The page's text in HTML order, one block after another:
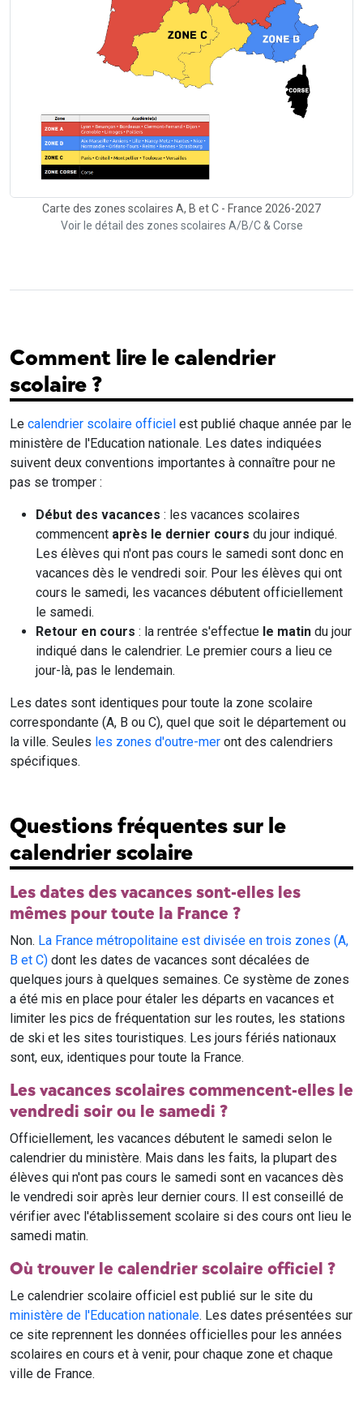
Carte des zones scolaires A, B et C - France 2026-2027
Voir le détail des zones scolaires A/B/C & Corse
Comment lire le calendrier
scolaire ?
Le calendrier scolaire officiel est publié chaque année par le
ministère de l'Education nationale. Les dates indiquées
suivent deux conventions importantes à connaître pour ne
pas se tromper :
Début des vacances : les vacances scolaires
commencent après le dernier cours du jour indiqué.
Les élèves qui n'ont pas cours le samedi sont donc en
vacances dès le vendredi soir. Pour les élèves qui ont
cours le samedi, les vacances débutent officiellement
le samedi.
Retour en cours : la rentrée s'effectue le matin du jour
indiqué dans le calendrier. Le premier cours a lieu ce
jour-là, pas le lendemain.
Les dates sont identiques pour toute la zone scolaire
correspondante (A, B ou C), quel que soit le département ou
la ville. Seules les zones d'outre-mer ont des calendriers
spécifiques.
Questions fréquentes sur le
calendrier scolaire
Les dates des vacances sont-elles les
mêmes pour toute la France ?
Non. La France métropolitaine est divisée en trois zones (A,
B et C) dont les dates de vacances sont décalées de
quelques jours à quelques semaines. Ce système de zones
a été mis en place pour étaler les départs en vacances et
limiter les pics de fréquentation sur les routes, les stations
de ski et les sites touristiques. Les jours fériés nationaux
sont, eux, identiques pour toute la France.
Les vacances scolaires commencent-elles le
vendredi soir ou le samedi ?
Officiellement, les vacances débutent le samedi selon le
calendrier du ministère. Mais dans les faits, la plupart des
élèves qui n'ont pas cours le samedi sont en vacances dès
le vendredi soir après leur dernier cours. Il est conseillé de
vérifier avec l'établissement scolaire si des cours ont lieu le
samedi matin.
Où trouver le calendrier scolaire officiel ?
Le calendrier scolaire officiel est publié sur le site du
ministère de l'Education nationale. Les dates présentées sur
ce site reprennent les données officielles pour les années
scolaires en cours et à venir, pour chaque zone et chaque
ville de France.